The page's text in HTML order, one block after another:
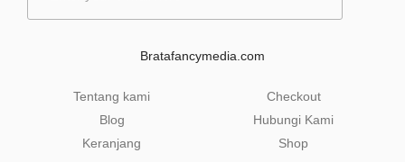
Bratafancymedia.com
Tentang kami
Blog
Keranjang
Checkout
Hubungi Kami
Shop